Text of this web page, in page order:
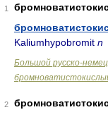
1
Kaliumhypobromit n
Большой русско-
2